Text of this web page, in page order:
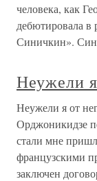
человека, как
дебютировала
Синичкин».
Неужели
Неужели я от
Орджоникидзе
стали мне
французскими
заключен